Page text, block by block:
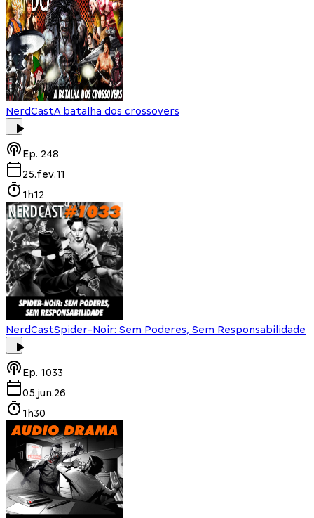
NerdCastA batalha dos crossovers
Ep. 248
25.fev.11
1h12
NerdCastSpider-Noir: Sem Poderes, Sem Responsabilidade
Ep. 1033
05.jun.26
1h30